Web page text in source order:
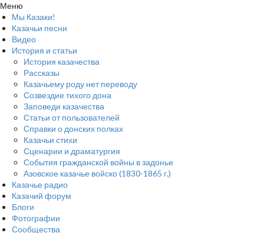
Меню
Мы Казаки!
Казачьи песни
Видео
История и статьи
История казачества
Рассказы
Казачьему роду нет переводу
Созвездие тихого дона
Заповеди казачества
Статьи от пользователей
Справки о донских полках
Казачьи стихи
Сценарии и драматургия
События гражданской войны в задонье
Азовское казачье войско (1830-1865 г.)
Казачье радио
Казачий форум
Блоги
Фотографии
Сообщества